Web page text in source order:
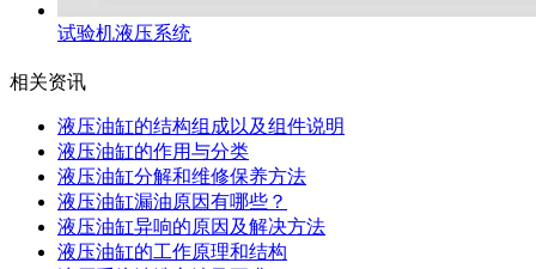
试验机液压系统
相关资讯
液压油缸的结构组成以及组件说明
液压油缸的作用与分类
液压油缸分解和维修保养方法
液压油缸漏油原因有哪些？
液压油缸异响的原因及解决方法
液压油缸的工作原理和结构